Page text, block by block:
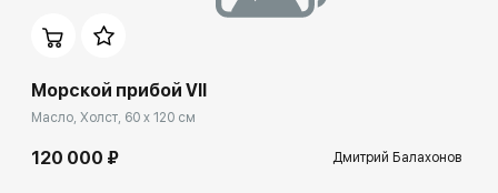
Морской прибой VII
Масло, Холст, 60 x 120 см
120 000 ₽ Дмитрий Балахонов